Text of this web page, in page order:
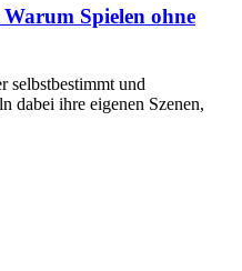
Spielen ohne
selbstbestimmt und
dabei ihre eigenen Szenen,